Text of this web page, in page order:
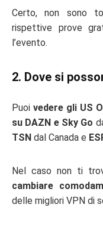
Certo, non sono
rispettive prove
l’evento.
2. Dove si
Puoivedere gli US
su DAZN e Sky Go
TSN dal Canada e
Nel caso non ti
cambiare
delle migliori VPN di